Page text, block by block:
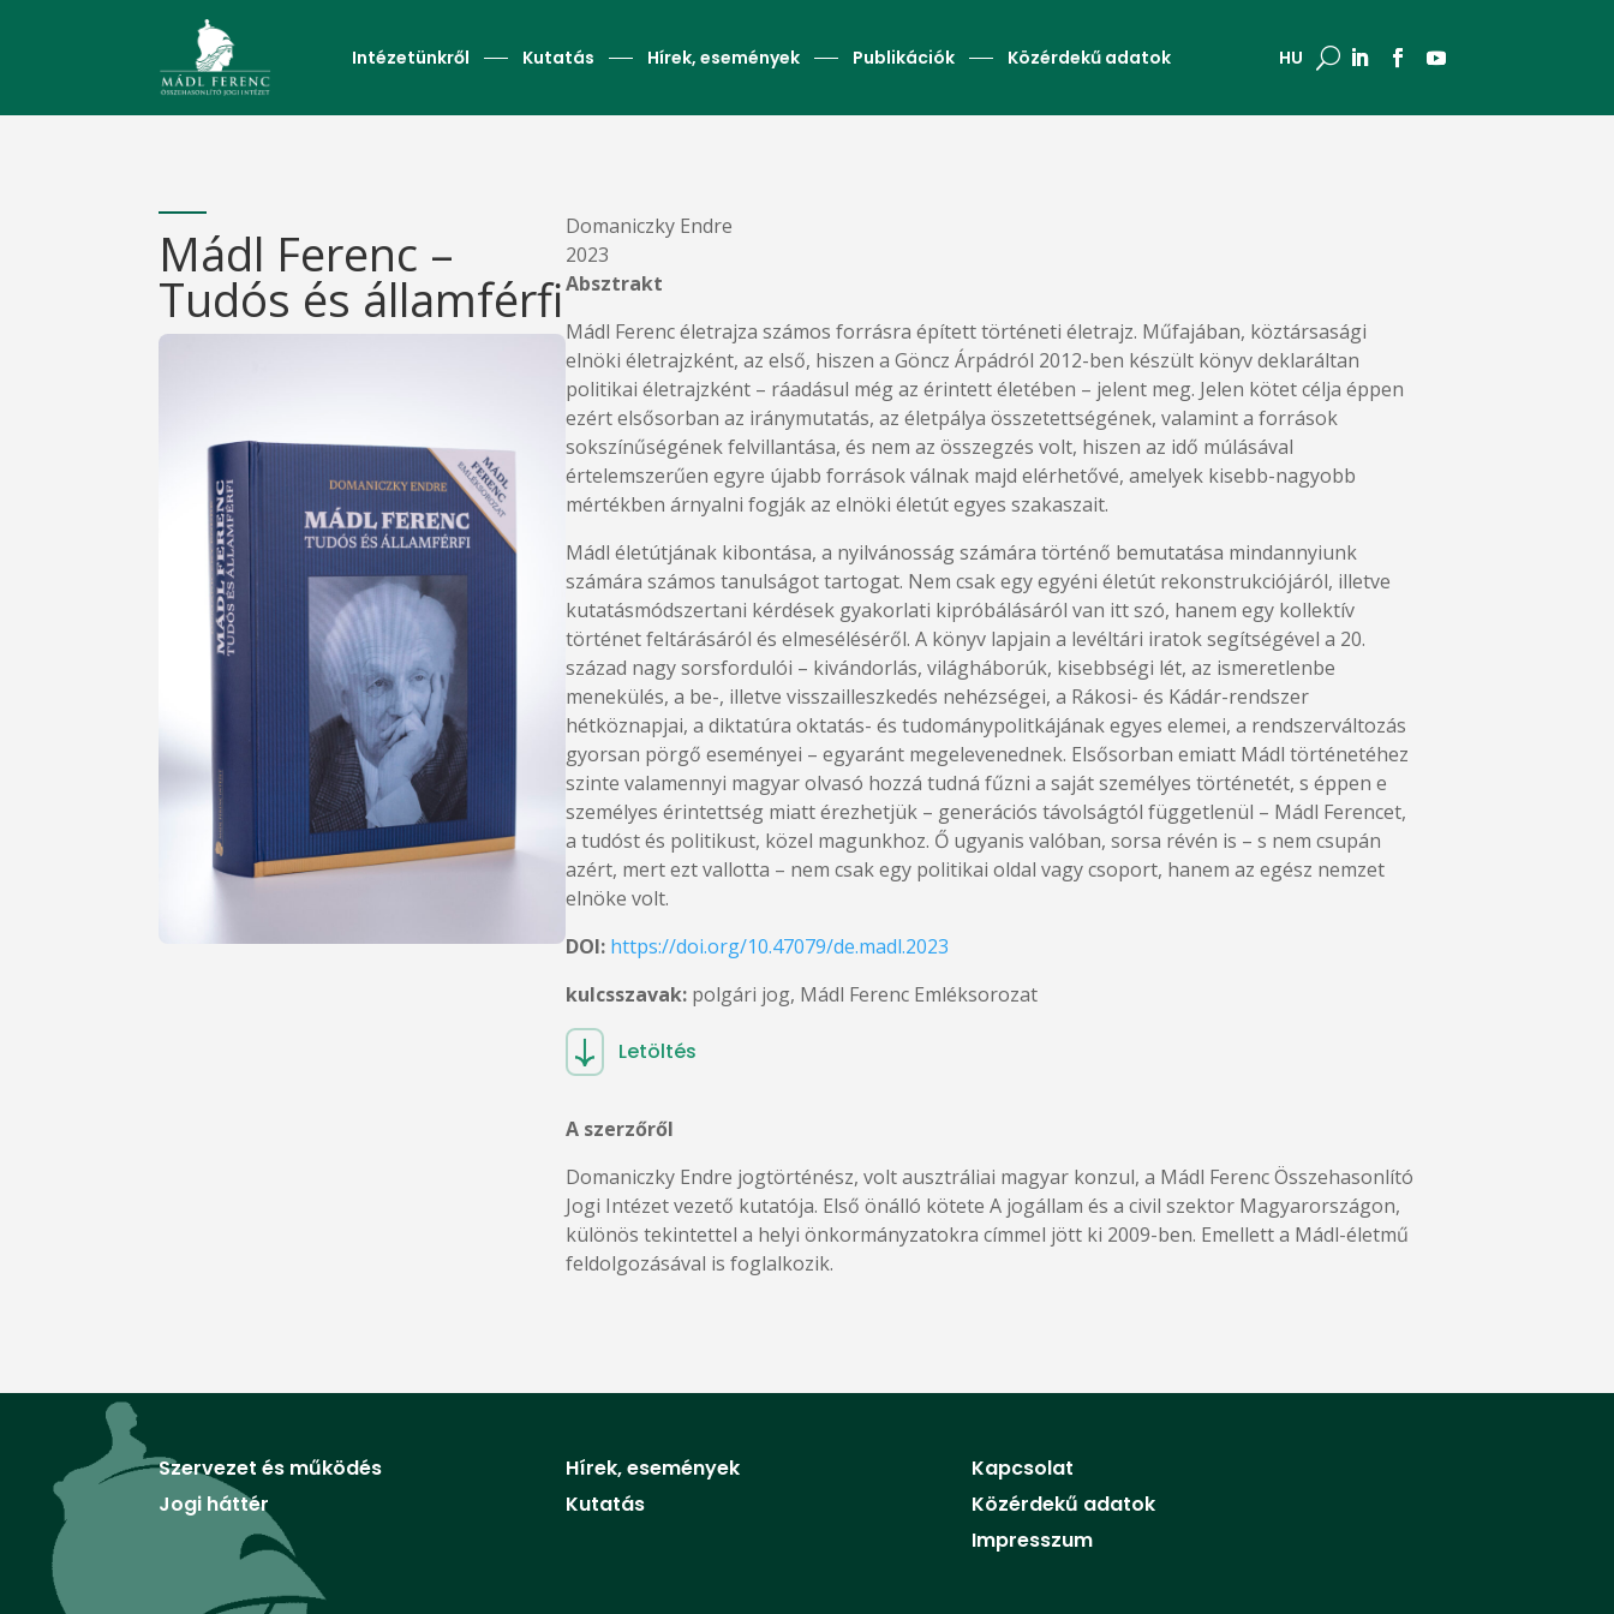
Intézetünkről Kutatás Hírek, események Publikációk Közérdekű adatok HU U
Mádl Ferenc –
Tudós és államférfi
Domaniczky Endre
2023
Absztrakt
Mádl Ferenc életrajza számos forrásra épített történeti életrajz. Műfajában, köztársasági
elnöki életrajzként, az első, hiszen a Göncz Árpádról 2012-ben készült könyv deklaráltan
politikai életrajzként – ráadásul még az érintett életében – jelent meg. Jelen kötet célja éppen
ezért elsősorban az iránymutatás, az életpálya összetettségének, valamint a források
sokszínűségének felvillantása, és nem az összegzés volt, hiszen az idő múlásával
értelemszerűen egyre újabb források válnak majd elérhetővé, amelyek kisebb-nagyobb
mértékben árnyalni fogják az elnöki életút egyes szakaszait.
Mádl életútjának kibontása, a nyilvánosság számára történő bemutatása mindannyiunk
számára számos tanulságot tartogat. Nem csak egy egyéni életút rekonstrukciójáról, illetve
kutatásmódszertani kérdések gyakorlati kipróbálásáról van itt szó, hanem egy kollektív
történet feltárásáról és elmeséléséről. A könyv lapjain a levéltári iratok segítségével a 20.
század nagy sorsfordulói – kivándorlás, világháborúk, kisebbségi lét, az ismeretlenbe
menekülés, a be-, illetve visszailleszkedés nehézségei, a Rákosi- és Kádár-rendszer
hétköznapjai, a diktatúra oktatás- és tudománypolitkájának egyes elemei, a rendszerváltozás
gyorsan pörgő eseményei – egyaránt megelevenednek. Elsősorban emiatt Mádl történetéhez
szinte valamennyi magyar olvasó hozzá tudná fűzni a saját személyes történetét, s éppen e
személyes érintettség miatt érezhetjük – generációs távolságtól függetlenül – Mádl Ferencet,
a tudóst és politikust, közel magunkhoz. Ő ugyanis valóban, sorsa révén is – s nem csupán
azért, mert ezt vallotta – nem csak egy politikai oldal vagy csoport, hanem az egész nemzet
elnöke volt.
DOI: https://doi.org/10.47079/de.madl.2023
kulcsszavak: polgári jog, Mádl Ferenc Emléksorozat
Letöltés
A szerzőről
Domaniczky Endre jogtörténész, volt ausztráliai magyar konzul, a Mádl Ferenc Összehasonlító
Jogi Intézet vezető kutatója. Első önálló kötete A jogállam és a civil szektor Magyarországon,
különös tekintettel a helyi önkormányzatokra címmel jött ki 2009-ben. Emellett a Mádl-életmű
feldolgozásával is foglalkozik.
Szervezet és működés
Jogi háttér
Hírek, események
Kutatás
Kapcsolat
Közérdekű adatok
Impresszum